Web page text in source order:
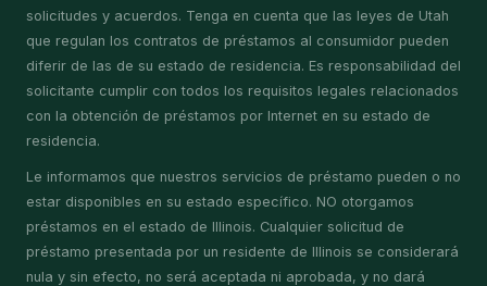
solicitudes y acuerdos. Tenga en cuenta que las leyes de Utah
que regulan los contratos de préstamos al consumidor pueden
diferir de las de su estado de residencia. Es responsabilidad del
solicitante cumplir con todos los requisitos legales relacionados
con la obtención de préstamos por Internet en su estado de
residencia.
Le informamos que nuestros servicios de préstamo pueden o no
estar disponibles en su estado específico. NO otorgamos
préstamos en el estado de Illinois. Cualquier solicitud de
préstamo presentada por un residente de Illinois se considerará
nula y sin efecto, no será aceptada ni aprobada, y no dará